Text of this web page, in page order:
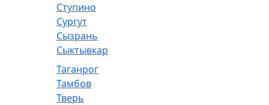
Ступино
Сургут
Сызрань
Сыктывкар
Таганрог
Тамбов
Тверь